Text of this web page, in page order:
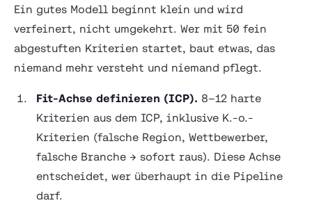
Ein gutes Modell beginnt klein und wird
verfeinert, nicht umgekehrt. Wer mit 50 fein
abgestuften Kriterien startet, baut etwas, das
niemand mehr versteht und niemand pflegt.
Fit-Achse definieren (ICP). 8–12 harte
Kriterien aus dem ICP, inklusive K.-o.-
Kriterien (falsche Region, Wettbewerber,
falsche Branche → sofort raus). Diese Achse
entscheidet, wer überhaupt in die Pipeline
darf.